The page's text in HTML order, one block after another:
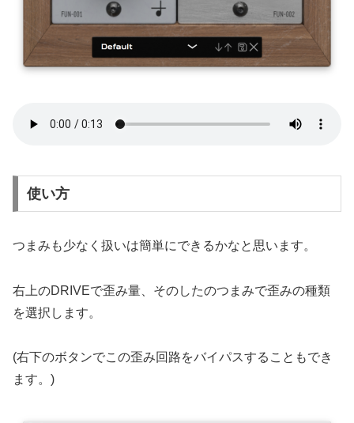
使い方
つまみも少なく扱いは簡単にできるかなと思います。
右上のDRIVEで歪み量、そのしたのつまみで歪みの種類
を選択します。
(右下のボタンでこの歪み回路をバイパスすることもでき
ます。)